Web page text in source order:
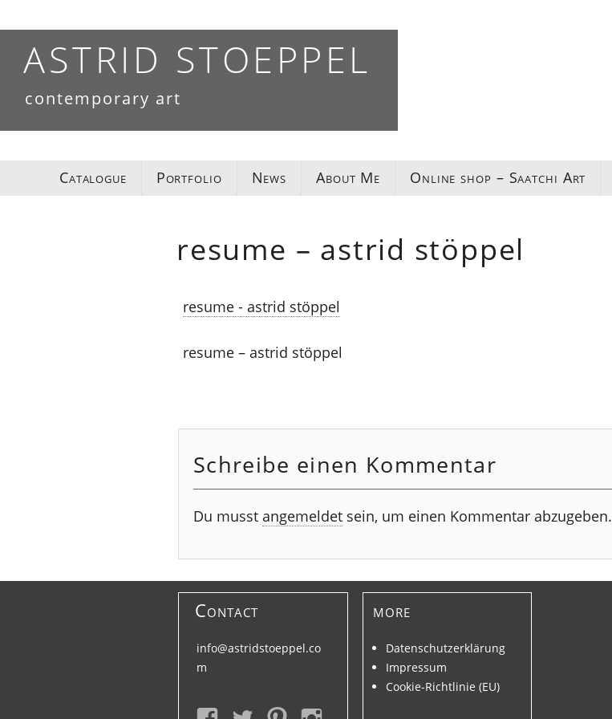
to
contentASTRID STOEPPEL
contemporary art
Catalogue Portfolio News About Me Online shop – Saatchi Art
resume – astrid stöppel
resume - astrid stöppel
resume – astrid stöppel
Schreibe einen Kommentar
Du musst angemeldetsein, um einen Kommentar abzugeben.
Contact
info@astridstoeppel.co
m
more
Datenschutzerklärung
Impressum
Cookie-Richtlinie (EU)